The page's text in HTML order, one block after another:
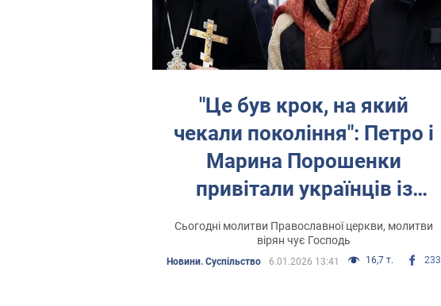
"Це був крок, на який
чекали покоління": Петро і
Марина Порошенки
привітали українців із
річницею Томосу
Сьогодні молитви Православної церкви, молитви
вірян чує Господь
Новини. Суспільство 6.01.2026 13:41 16,7 т. 233